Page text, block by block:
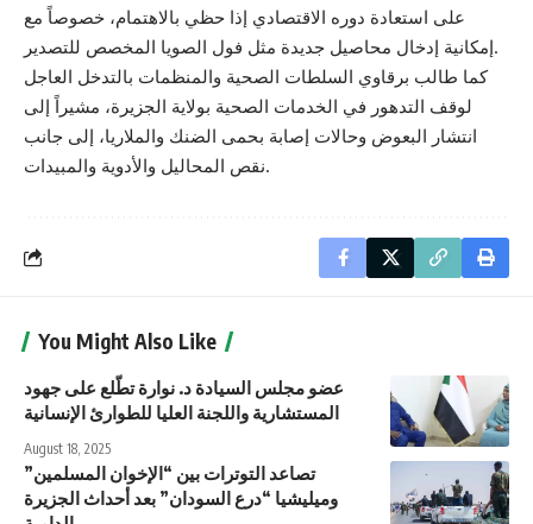
على استعادة دوره الاقتصادي إذا حظي بالاهتمام، خصوصاً مع
إمكانية إدخال محاصيل جديدة مثل فول الصويا المخصص للتصدير.
كما طالب برقاوي السلطات الصحية والمنظمات بالتدخل العاجل
لوقف التدهور في الخدمات الصحية بولاية الجزيرة، مشيراً إلى
انتشار البعوض وحالات إصابة بحمى الضنك والملاريا، إلى جانب
نقص المحاليل والأدوية والمبيدات.
You Might Also Like
عضو مجلس السيادة د. نوارة تطّلع على جهود
المستشارية واللجنة العليا للطوارئ الإنسانية
August 18, 2025
تصاعد التوترات بين “الإخوان المسلمين”
وميليشيا “درع السودان” بعد أحداث الجزيرة